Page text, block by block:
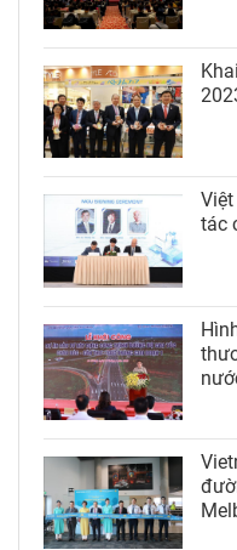
tác